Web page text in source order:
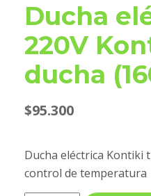
Ducha
220V
ducha
$95.300
Ducha eléctrica Kontiki
control de temperatura